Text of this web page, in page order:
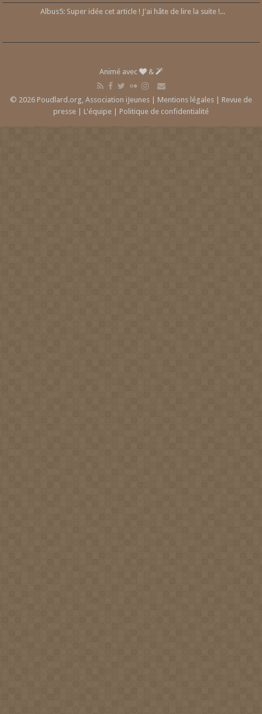
Albus5: Super idée cet article ! J'ai hâte de lire la suite !...
Animé avec &
© 2026 Poudlard.org, Association iJeunes | Mentions légales
Revue de
presse
L'équipe Politique de confidentialité